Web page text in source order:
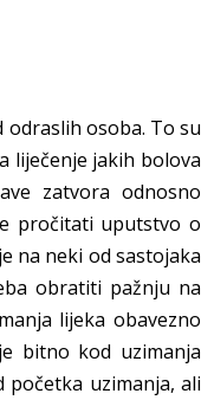
osoba. To su
liječenje jakih bolova
zatvora odnosno
pročitati uputstvo o
na neki od sastojaka
obratiti pažnju na
lijeka obavezno
bitno kod uzimanja
uzimanja, ali